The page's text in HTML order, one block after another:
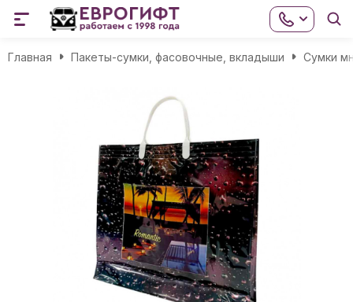
Главная Пакеты-сумки, фасовочные, вкладыши Сумки